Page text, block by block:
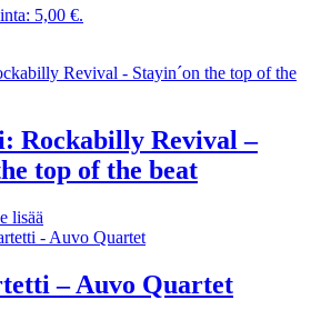
5,00 €.
Rockabilly Revival –
top of the beat
lisää
– Auvo Quartet